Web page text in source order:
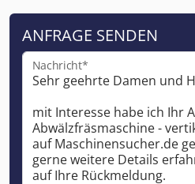
ANFRAGE SENDEN
Nachricht*